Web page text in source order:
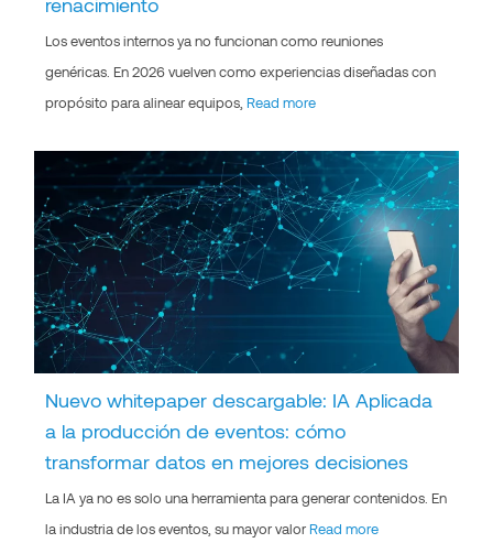
Los eventos internos ya no funcionan como reuniones
genéricas. En 2026 vuelven como experiencias diseñadas con
propósito para alinear equipos,Read more
Nuevo whitepaper descargable: IA Aplicada
a la producción de eventos: cómo
transformar datos en mejores decisiones
La IA ya no es solo una herramienta para generar contenidos. En
la industria de los eventos, su mayor valorRead more